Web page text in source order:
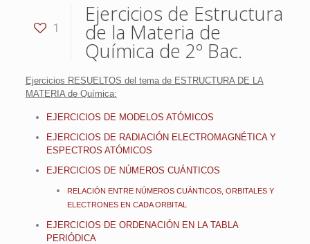
1
Ejercicios de Estructura
de la Materia de
Química de 2º Bac.
Ejercicios RESUELTOS del tema de ESTRUCTURA DE LA
MATERIA de Química:
EJERCICIOS DE MODELOS ATÓMICOS
EJERCICIOS DE RADIACIÓN ELECTROMAGNÉTICA Y
ESPECTROS ATÓMICOS
EJERCICIOS DE NÚMEROS CUÁNTICOS
RELACIÓN ENTRE NÚMEROS CUÁNTICOS, ORBITALES Y
ELECTRONES EN CADA ORBITAL
EJERCICIOS DE ORDENACIÓN EN LA TABLA
PERIÓDICA